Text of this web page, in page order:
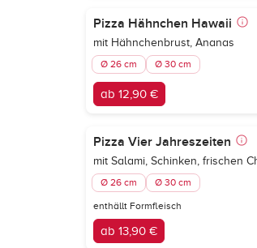
Pizza Hähnchen Hawaii
mit Hähnchenbrust, Ananas
Ø 26 cm Ø 30 cm
ab 12,90 €
Pizza Vier Jahreszeiten
mit Salami, Schinken, frischen
Ø 26 cm Ø 30 cm
enthällt Formfleisch
ab 13,90 €